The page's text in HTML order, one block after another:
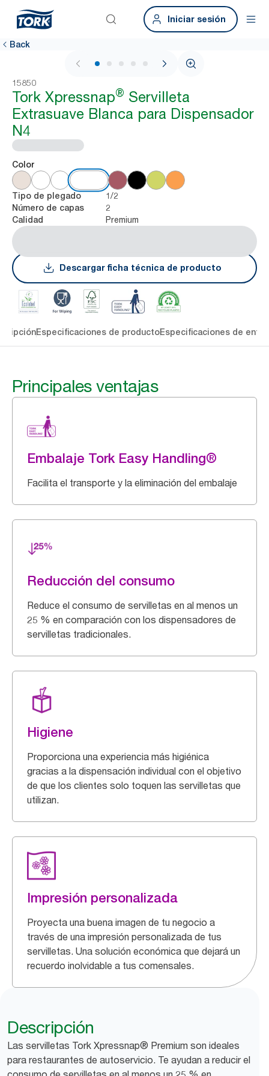
Iniciar sesión
Back
1 / 6
15850
Tork Xpressnap® Servilleta
Extrasuave Blanca para Dispensador
N4
Color
Tipo de plegado 1/2
Número de capas 2
Calidad Premium
Descargar ficha técnica de producto
Especificaciones de productoEspecificaciones de
Principales ventajas
Embalaje Tork Easy Handling®
Facilita el transporte y la eliminación del embalaje
Reducción del consumo
Reduce el consumo de servilletas en al menos un
25 % en comparación con los dispensadores de
servilletas tradicionales.
Higiene
Proporciona una experiencia más higiénica
gracias a la dispensación individual con el objetivo
de que los clientes solo toquen las servilletas que
utilizan.
Impresión personalizada
Proyecta una buena imagen de tu negocio a
través de una impresión personalizada de tus
servilletas. Una solución económica que dejará un
recuerdo inolvidable a tus comensales.
Descripción
Las servilletas Tork Xpressnap® Premium son ideales
para restaurantes de autoservicio. Te ayudan a reducir el